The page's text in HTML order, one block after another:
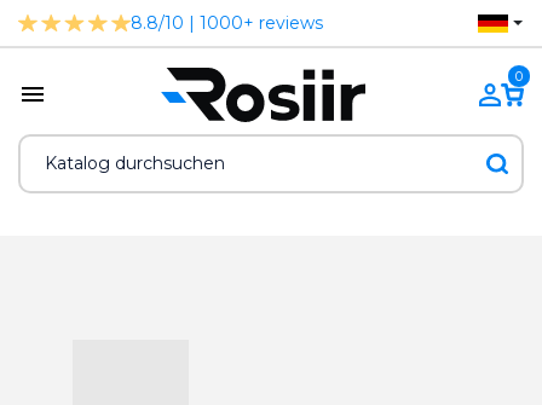
8.8/10 | 1000+ reviews
0